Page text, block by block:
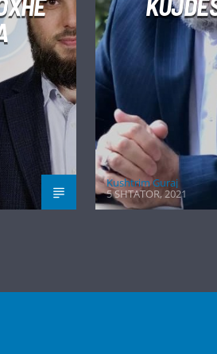
Kushtrim Guraj
5 SHTATOR, 2021